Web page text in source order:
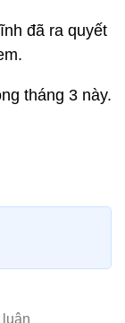
đã ra quyết
tháng 3 này.